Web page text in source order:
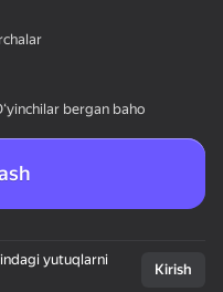
50+ eng yaxshi
o‘yinlar,
bergan baho
yutuqlarni
Kirish